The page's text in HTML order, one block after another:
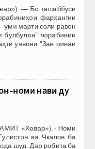
— Бо ташаббуси
фарҳангии
уми марти соли равон
чорабинии
унвони “Зан оинаи
номи нави ду
«Ховар»).- Номи
ва Чкалов ба
шуд. Дар робита ба